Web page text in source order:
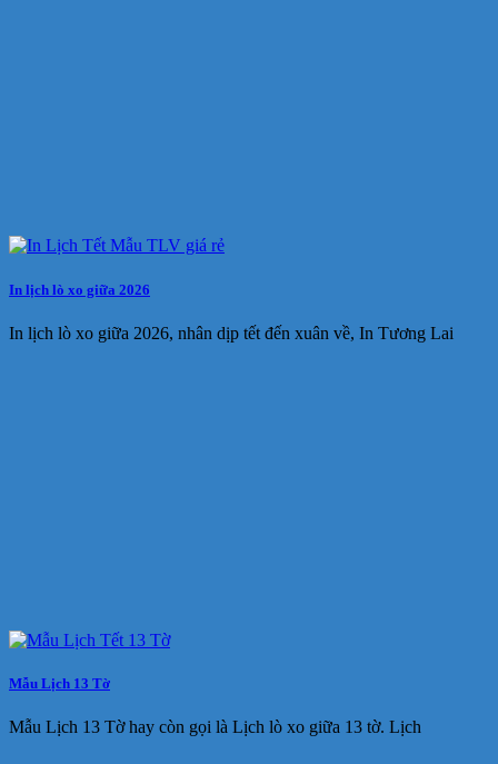
In lịch lò xo giữa 2026
In lịch lò xo giữa 2026, nhân dịp tết đến xuân về, In Tương Lai
Mẫu Lịch 13 Tờ
Mẫu Lịch 13 Tờ hay còn gọi là Lịch lò xo giữa 13 tờ. Lịch